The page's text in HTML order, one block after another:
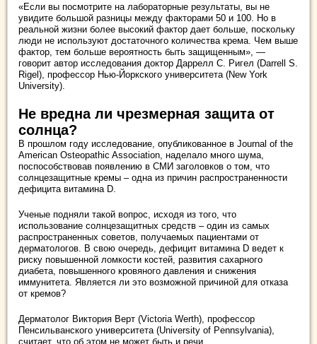
«Если вы посмотрите на лабораторные результаты, вы не
увидите большой разницы между факторами 50 и 100. Но в
реальной жизни более высокий фактор дает больше, поскольку
люди не используют достаточного количества крема. Чем выше
фактор, тем больше вероятность быть защищенным», —
говорит автор исследования доктор Даррелл С. Ригел (Darrell S.
Rigel), профессор Нью-Йоркского университета (New York
University).
Не вредна ли чрезмерная защита от
солнца?
В прошлом году исследование, опубликованное в Journal of the
American Osteopathic Association, наделало много шума,
поспособствовав появлению в СМИ заголовков о том, что
солнцезащитные кремы – одна из причин распространенности
дефицита витамина D.
Ученые подняли такой вопрос, исходя из того, что
использование солнцезащитных средств – один из самых
распространенных советов, получаемых пациентами от
дерматологов. В свою очередь, дефицит витамина D ведет к
риску повышенной ломкости костей, развития сахарного
диабета, повышенного кровяного давления и снижения
иммунитета. Является ли это возможной причиной для отказа
от кремов?
Дерматолог Виктория Верт (Victoria Werth), профессор
Пенсильванского университета (University of Pennsylvania),
считает, что об этом не может быть и речи.